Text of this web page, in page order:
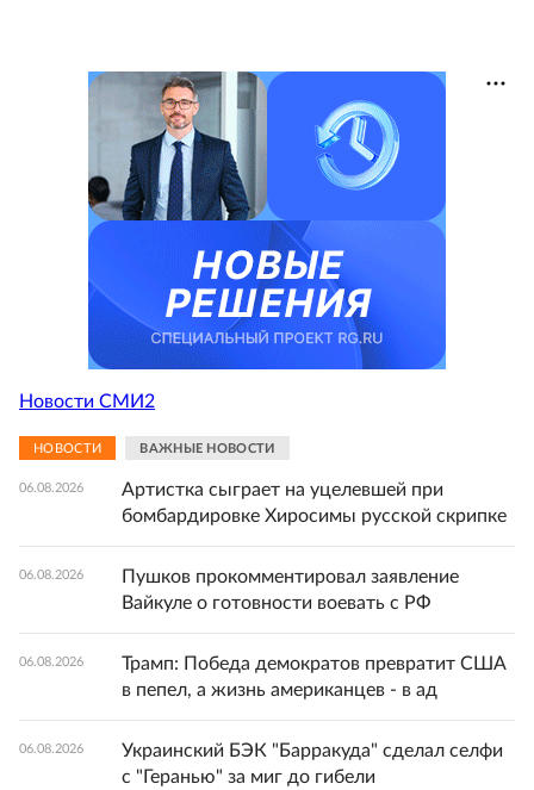
Новости СМИ2
НОВОСТИ ВАЖНЫЕ НОВОСТИ
06.08.2026
Артистка сыграет на уцелевшей при
бомбардировке Хиросимы русской скрипке
06.08.2026
Пушков прокомментировал заявление
Вайкуле о готовности воевать с РФ
06.08.2026
Трамп: Победа демократов превратит США
в пепел, а жизнь американцев - в ад
06.08.2026
Украинский БЭК "Барракуда" сделал селфи
с "Геранью" за миг до гибели